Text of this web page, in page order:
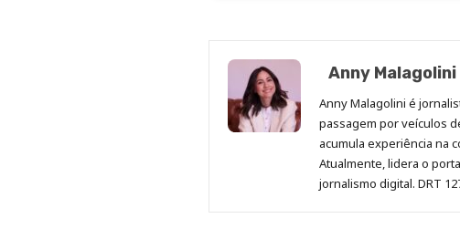
Anny Malagolini
Anny Malagolini é
passagem por veículos
acumula experiência na
Atualmente, lidera o
jornalismo digital. DRT